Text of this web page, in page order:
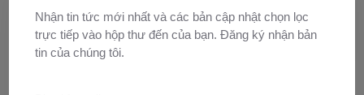
Nhận tin tức mới nhất và các bản cập nhật chọn lọc
trực tiếp vào hộp thư đến của bạn. Đăng ký nhận bản
tin của chúng tôi.